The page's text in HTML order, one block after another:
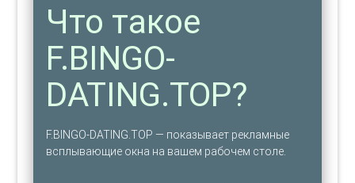
Что такое
F.BINGO-
DATING.TOP?
F.BINGO-DATING.TOP — показывает рекламные
всплывающие окна на вашем рабочем столе.